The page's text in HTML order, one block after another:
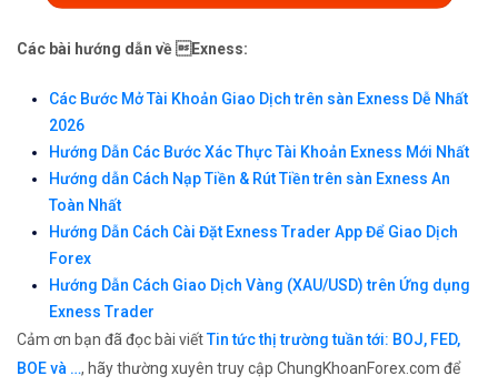
Các bài hướng dẫn về Exness:
Các Bước Mở Tài Khoản Giao Dịch trên sàn Exness Dễ Nhất
2026
Hướng Dẫn Các Bước Xác Thực Tài Khoản Exness Mới Nhất
Hướng dẫn Cách Nạp Tiền & Rút Tiền trên sàn Exness An
Toàn Nhất
Hướng Dẫn Cách Cài Đặt Exness Trader App Để Giao Dịch
Forex
Hướng Dẫn Cách Giao Dịch Vàng (XAU/USD) trên Ứng dụng
Exness Trader
Cảm ơn bạn đã đọc bài viếtTin tức thị trường tuần tới: BOJ, FED,
BOE và …, hãy thường xuyên truy cập ChungKhoanForex.com để